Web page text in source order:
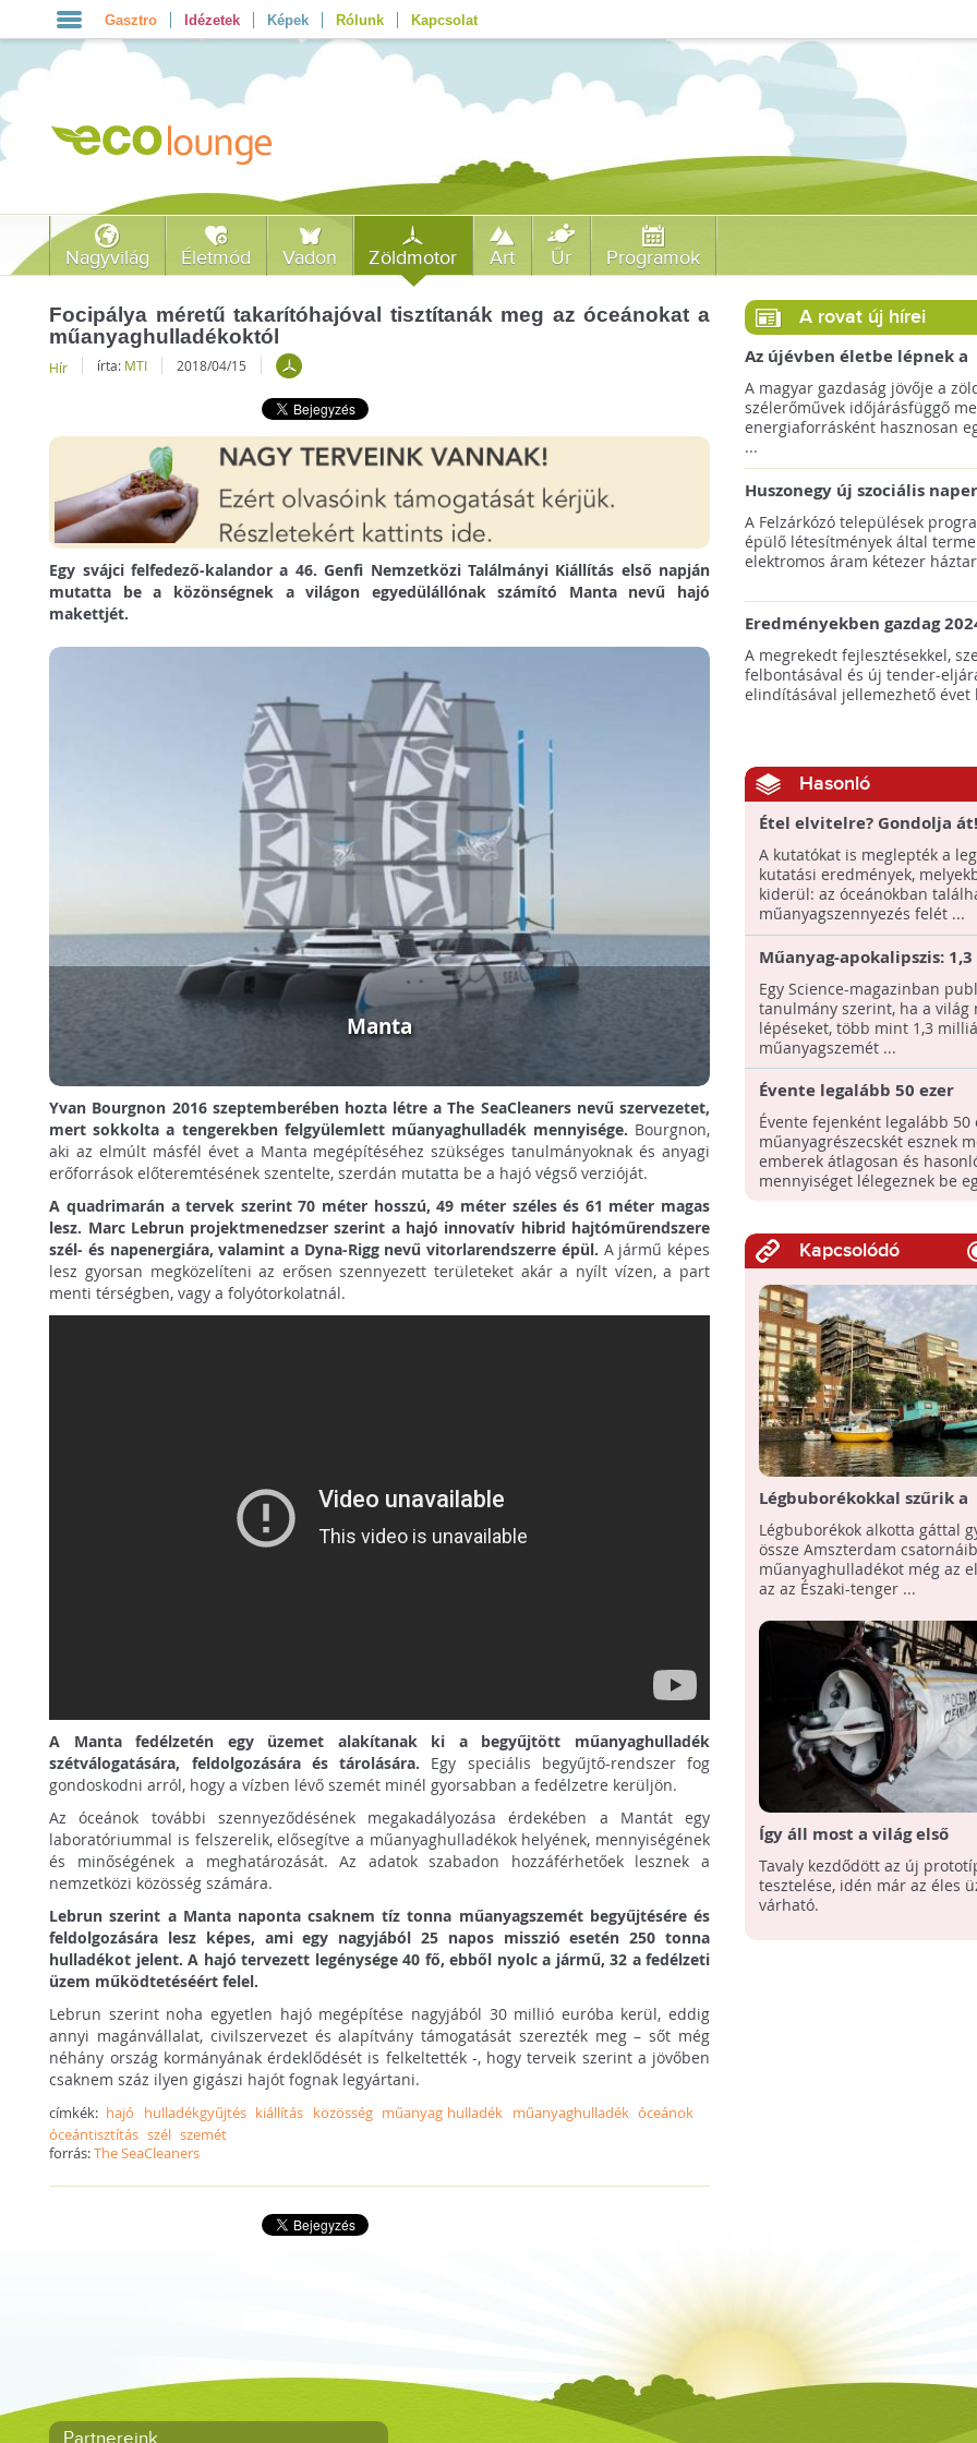
Gasztro Idézetek Képek Rólunk Kapcsolat
Nagyvilág Életmód Vadon Zöldmotor Art Űr Programok
Focipálya méretű takarítóhajóval tisztítanák meg az óceánokat a
műanyaghulladékoktól
Hír írta: MTI 2018/04/15
Egy svájci felfedező-kalandor a 46. Genfi Nemzetközi Találmányi Kiállítás első napján
mutatta be a közönségnek a világon egyedülállónak számító Manta nevű hajó
makettjét.
Manta
Yvan Bourgnon 2016 szeptemberében hozta létre a The SeaCleaners nevű szervezetet,
mert sokkolta a tengerekben felgyülemlett műanyaghulladék mennyisége. Bourgnon,
aki az elmúlt másfél évet a Manta megépítéséhez szükséges tanulmányoknak és anyagi
erőforrások előteremtésének szentelte, szerdán mutatta be a hajó végső verzióját.
A quadrimarán a tervek szerint 70 méter hosszú, 49 méter széles és 61 méter magas
lesz. Marc Lebrun projektmenedzser szerint a hajó innovatív hibrid hajtóműrendszere
szél- és napenergiára, valamint a Dyna-Rigg nevű vitorlarendszerre épül. A jármű képes
lesz gyorsan megközelíteni az erősen szennyezett területeket akár a nyílt vízen, a part
menti térségben, vagy a folyótorkolatnál.
A Manta fedélzetén egy üzemet alakítanak ki a begyűjtött műanyaghulladék
szétválogatására, feldolgozására és tárolására. Egy speciális begyűjtő-rendszer fog
gondoskodni arról, hogy a vízben lévő szemét minél gyorsabban a fedélzetre kerüljön.
Az óceánok további szennyeződésének megakadályozása érdekében a Mantát egy
laboratóriummal is felszerelik, elősegítve a műanyaghulladékok helyének, mennyiségének
és minőségének a meghatározását. Az adatok szabadon hozzáférhetőek lesznek a
nemzetközi közösség számára.
Lebrun szerint a Manta naponta csaknem tíz tonna műanyagszemét begyűjtésére és
feldolgozására lesz képes, ami egy nagyjából 25 napos misszió esetén 250 tonna
hulladékot jelent. A hajó tervezett legénysége 40 fő, ebből nyolc a jármű, 32 a fedélzeti
üzem működtetéséért felel.
Lebrun szerint noha egyetlen hajó megépítése nagyjából 30 millió euróba kerül, eddig
annyi magánvállalat, civilszervezet és alapítvány támogatását szerezték meg – sőt még
néhány ország kormányának érdeklődését is felkeltették -, hogy terveik szerint a jövőben
csaknem száz ilyen gigászi hajót fognak legyártani.
címkék: hajó hulladékgyűjtés kiállítás közösség műanyag hulladék műanyaghulladék óceánok
óceántisztítás szél szemét
forrás:The SeaCleaners
A rovat új hírei
Az újévben életbe lépnek a
szélerőművek telepítését
megkönnyítő rendelkezések
A magyar gazdaság jövője a
szélerőművek időjárásfüggő
energiaforrásként hasznosan
...
Huszonegy új szociális
hátrányos helyzetű
külterületén!
A Felzárkózó települések
épülő létesítmények által
elektromos áram kétezer
Eredményekben gazdag
az amerikai tengeri
A megrekedt fejlesztésekkel,
felbontásával és új tender-
elindításával jellemezhető évet
Hasonló
Étel elvitelre? Gondolja
óceáni
ételcsomagolások teszik ki
A kutatókat is meglepték a
kutatási eredmények,
kiderül: az óceánokban
műanyagszennyezés felét ...
Műanyag-apokalipszis:
tonna műanyagszemét
halmozódhat fel a világon
Egy Science-magazinban
tanulmány szerint, ha a világ
lépéseket, több mint 1,3
műanyagszemét ...
Évente legalább 50 ezer
műanyagrészecskét eszünk
Évente fejenként legalább 50
műanyagrészecskét esznek
emberek átlagosan és
mennyiséget lélegeznek be
Kapcsolódó
Légbuborékokkal szűrik a
műanyagot Amszterdam
csatornáiból
Légbuborékok alkotta gáttal
össze Amszterdam
műanyaghulladékot még az
az az Északi-tenger ...
Így áll most a világ első
óceántisztító rendszere
Tavaly kezdődött az új
tesztelése, idén már az éles
várható.
Partnereink